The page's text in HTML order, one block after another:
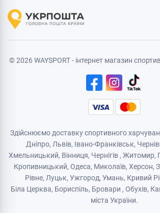
© 2026 WAYSPORT - інтернет магазин
Здійснюємо доставку спортивного
Дніпро, Львів, Івано-Франківськ,
Хмельницький, Вінниця, Чернігів , Житомир,
Кропивницький, Одеса, Миколаїв, Херсон,
Рівне, Луцьк, Ужгород, Умань, Кривий
Біла Церква, Бориспіль, Бровари , Обухів,
міста України.